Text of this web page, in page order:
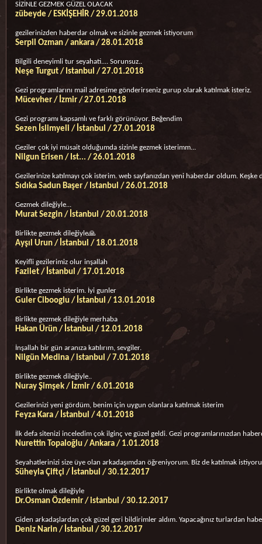
SİZİNLE GEZMEK GÜZEL OLACAK
zübeyde / ESKİŞEHİR / 29.01.2018
gezilerinizden haberdar olmak ve sizinle gezmek istiyorum
Serpil Ozman / ankara / 28.01.2018
Bilgili deneyimli tur seyahati.... Sorunsuz..
Neşe Turgut / Istanbul / 27.01.2018
Gezi programlarını mail adresime gönderirseniz gurup olarak katılmak isteriz.
Mücevher / İzmir / 27.01.2018
Gezi programı kapsamlı ve farklı görünüyor. Beğendim
Sezen İslimyeli / İstanbul / 27.01.2018
Geziler çok iyi müsait olduğumda sizinle gezmek isterimm...
Nilgun Erisen / Ist... / 26.01.2018
Gezilerinize katılmayı çok isterim. web sayfanızdan yeni haberdar oldum.
Sıdıka Sadun Başer / Istanbul / 26.01.2018
Gezmek dileğiyle...
Murat Sezgin / İstanbul / 20.01.2018
Birlikte gezmek dileğiyle🙏
Ayşıl Urun / İstanbul / 18.01.2018
Keyifli gezilerimiz olur inşallah
Fazilet / İstanbul / 17.01.2018
Birlikte gezmek isterim. İyi gunler
Guler Cibooglu / İstanbul / 13.01.2018
Birlikte gezmek dileğiyle merhaba
Hakan Ürün / İstanbul / 12.01.2018
İnşallah bir gün aranıza katılırım, sevgiler.
Nilgün Medina / istanbul / 7.01.2018
Birlikte gezmek dileğiyle..
Nuray Şimşek / İzmir / 6.01.2018
Gezilerinizi yeni gördüm, benim için uygun olanlara katılmak isterim
Feyza Kara / İstanbul / 4.01.2018
İlk defa sitenizi inceledim çok ilginç ve güzel geldi. Gezi programlarınızdan
Nurettin Topaloğlu / Ankara / 1.01.2018
Seyahatlerinizi size üye olan arkadaşımdan öğreniyorum. Biz de katılmak
Süheyla Çiftçi / İstanbul / 30.12.2017
Birlikte olmak dileğiyle
Dr.Osman Özdemir / istanbul / 30.12.2017
Giden arkadaşlardan çok güzel geri bildirimler aldım. Yapacağınız turlardan
Deniz Narin / İstanbul / 30.12.2017